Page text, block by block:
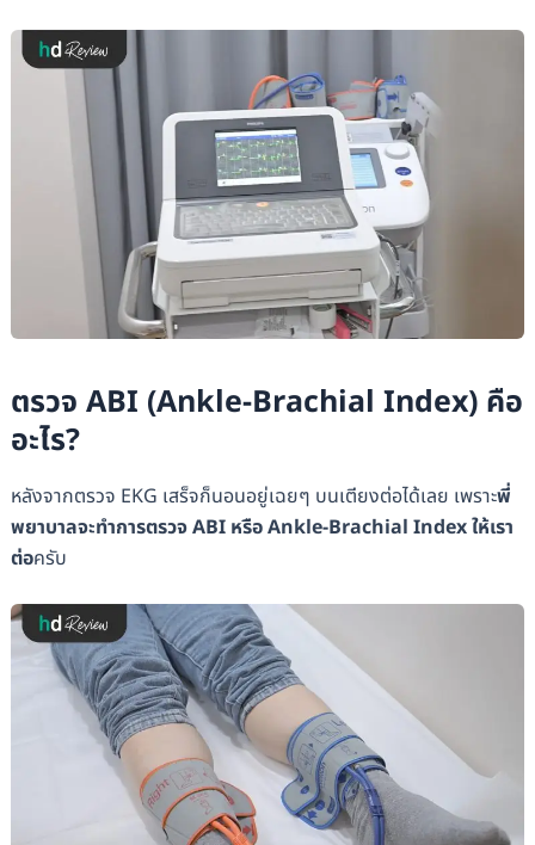
ตรวจ ABI (Ankle-Brachial Index) คือ
อะไร?
หลังจากตรวจ EKG เสร็จก็นอนอยู่เฉยๆ บนเตียงต่อได้เลย เพราะพี่
พยาบาลจะทำการตรวจ ABI หรือ Ankle-Brachial Index ให้เรา
ต่อครับ